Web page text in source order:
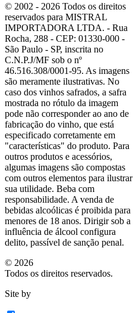
© 2002 - 2026 Todos os direitos
reservados para MISTRAL
IMPORTADORA LTDA. - Rua
Rocha, 288 - CEP: 01330-000 -
São Paulo - SP, inscrita no
C.N.P.J/MF sob o nº
46.516.308/0001-95. As imagens
são meramente ilustrativas. No
caso dos vinhos safrados, a safra
mostrada no rótulo da imagem
pode não corresponder ao ano de
fabricação do vinho, que está
especificado corretamente em
"características" do produto. Para
outros produtos e acessórios,
algumas imagens são compostas
com outros elementos para ilustrar
sua utilidade. Beba com
responsabilidade. A venda de
bebidas alcoólicas é proibida para
menores de 18 anos. Dirigir sob a
influência de álcool configura
delito, passível de sanção penal.
© 2026
Todos os direitos reservados.
Site by